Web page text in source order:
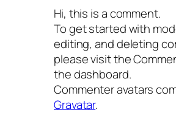
Hi, this is a comment.
To get started with
editing, and deleting
please visit the
the dashboard.
Commenter avatars
Gravatar.